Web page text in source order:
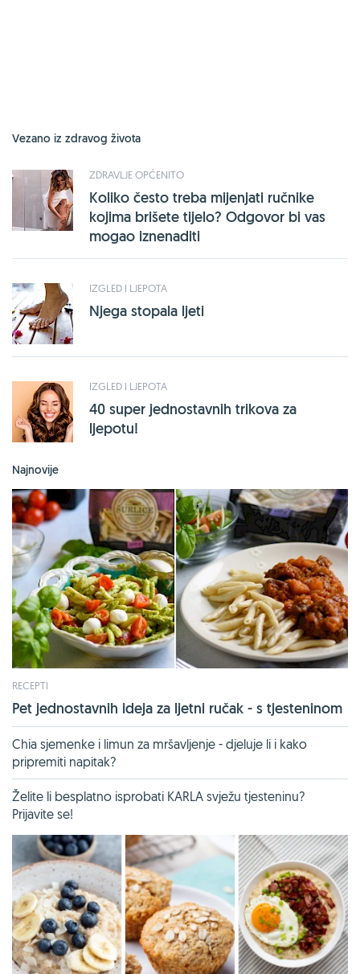
Vezano iz zdravog života
ZDRAVLJE OPĆENITO
Koliko često treba mijenjati ručnike
kojima brišete tijelo? Odgovor bi vas
mogao iznenaditi
IZGLED I LJEPOTA
Njega stopala ljeti
IZGLED I LJEPOTA
40 super jednostavnih trikova za
ljepotu!
Najnovije
RECEPTI
Pet jednostavnih ideja za ljetni ručak - s tjesteninom
Chia sjemenke i limun za mršavljenje - djeluje li i kako
pripremiti napitak?
Želite li besplatno isprobati KARLA svježu tjesteninu?
Prijavite se!